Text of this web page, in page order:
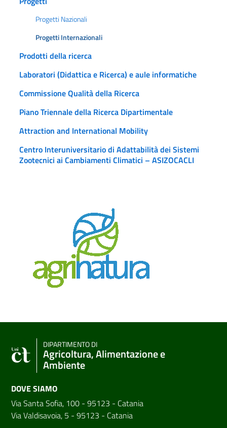
Progetti Nazionali
Progetti Internazionali
Prodotti della ricerca
Laboratori (Didattica e Ricerca) e aule informatiche
Commissione Qualità della Ricerca
Piano Triennale della Ricerca Dipartimentale
Attraction and International Mobility
Centro Interuniversitario di Adattabilità dei Sistemi
Zootecnici ai Cambiamenti Climatici – ASIZOCACLI
DIPARTIMENTO DI
Agricoltura, Alimentazione e
Ambiente
DOVE SIAMO
Via Santa Sofia, 100 - 95123 - Catania
Via Valdisavoia, 5 - 95123 - Catania